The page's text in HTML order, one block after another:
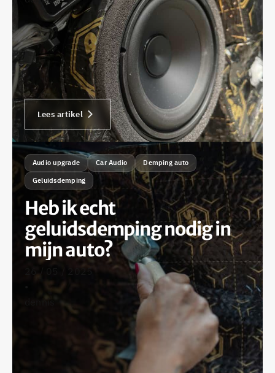
Lees artikel
Audio upgrade Car Audio Demping auto
Geluidsdemping
Heb ik echt
geluidsdemping nodig in
mijn auto?
26 / 05 / 2025
dennis